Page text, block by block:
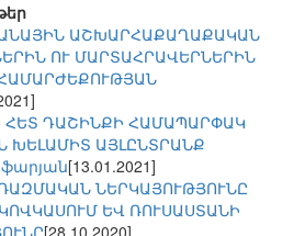
ԱՇԽԱՐՀԱՔԱՂԱՔԱԿԱՆ
ՈՒ ՄԱՐՏԱՀՐԱՎԵՐՆԵՐԻՆ
ՀԵՏ ԴԱՇԻՆՔԻ ՀԱՄԱՊԱՐՓԱԿ
ԽԵԼԱՄԻՏ ԱՅԼԸՆՏՐԱՆՔ
[13.01.2021]
ՆԵՐԿԱՅՈՒԹՅՈՒՆԸ
ԵՎ ՌՈՒՍԱՍՏԱՆԻ